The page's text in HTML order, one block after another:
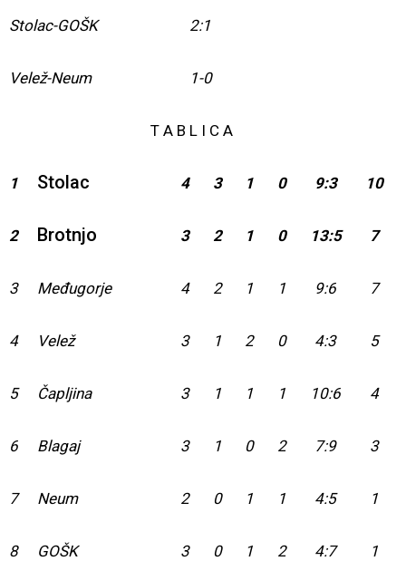
Stolac-GOŠK 2:1
Velež-Neum 1-0
T A B L I C A
1 Stolac 4 3 1 0 9:3 10
2 Brotnjo 3 2 1 0 13:5 7
3 Međugorje 4 2 1 1 9:6 7
4 Velež 3 1 2 0 4:3 5
5 Čapljina 3 1 1 1 10:6 4
6 Blagaj 3 1 0 2 7:9 3
7 Neum 2 0 1 1 4:5 1
8 GOŠK 3 0 1 2 4:7 1